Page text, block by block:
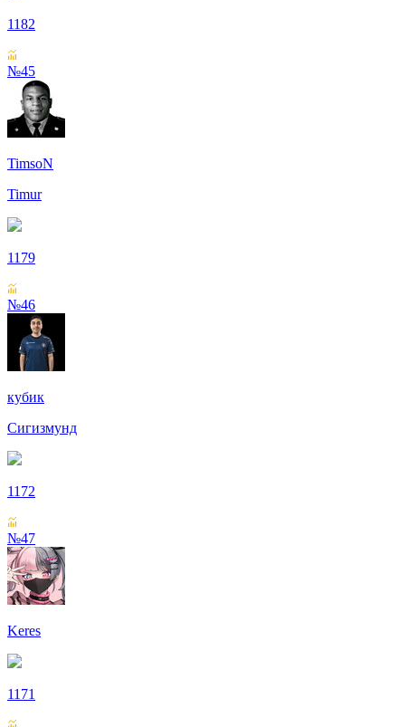
1182
№45
TimsoN
Timur
1179
№46
кубик
Сигизмунд
1172
№47
Keres
1171